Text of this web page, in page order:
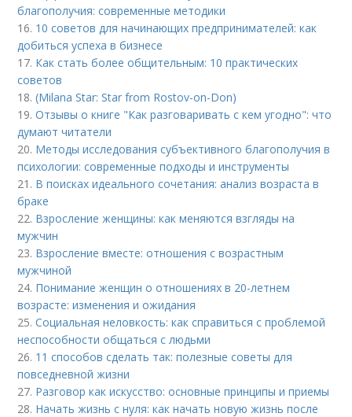
благополучия: современные методики
16. 10 советов для начинающих предпринимателей: как
добиться успеха в бизнесе
17. Как стать более общительным: 10 практических
советов
18.(Milana Star: Star from Rostov-on-Don)
19.Отзывы о книге "Как разговаривать с кем угодно": что
думают читатели
20. Методы исследования субъективного благополучия в
психологии: современные подходы и инструменты
21. В поисках идеального сочетания: анализ возраста в
браке
22. Взросление женщины: как меняются взгляды на
мужчин
23. Взросление вместе: отношения с возрастным
мужчиной
24. Понимание женщин о отношениях в 20-летнем
возрасте: изменения и ожидания
25.Социальная неловкость: как справиться с проблемой
неспособности общаться с людьми
26. 11 способов сделать так: полезные советы для
повседневной жизни
27. Разговор как искусство: основные принципы и приемы
28. Начать жизнь с нуля: как начать новую жизнь после